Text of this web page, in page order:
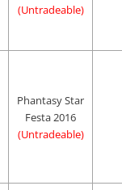
(Untradeable)
Phantasy Star
Festa 2016
(Untradeable)